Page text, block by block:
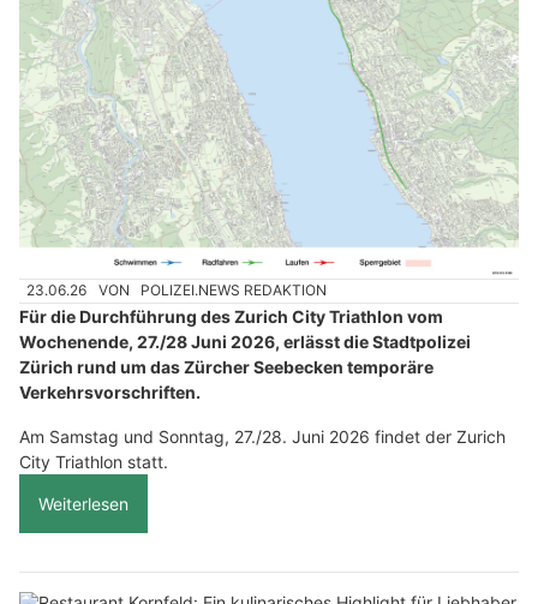
23.06.26 VON POLIZEI.NEWS REDAKTION
Für die Durchführung des Zurich City Triathlon vom
Wochenende, 27./28 Juni 2026, erlässt die Stadtpolizei
Zürich rund um das Zürcher Seebecken temporäre
Verkehrsvorschriften.
Am Samstag und Sonntag, 27./28. Juni 2026 findet der Zurich
City Triathlon statt.
Weiterlesen